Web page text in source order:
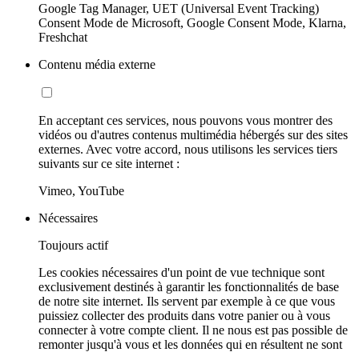
Google Tag Manager, UET (Universal Event Tracking)
Consent Mode de Microsoft, Google Consent Mode, Klarna,
Freshchat
Contenu média externe
En acceptant ces services, nous pouvons vous montrer des
vidéos ou d'autres contenus multimédia hébergés sur des sites
externes. Avec votre accord, nous utilisons les services tiers
suivants sur ce site internet :
Vimeo, YouTube
Nécessaires
Toujours actif
Les cookies nécessaires d'un point de vue technique sont
exclusivement destinés à garantir les fonctionnalités de base
de notre site internet. Ils servent par exemple à ce que vous
puissiez collecter des produits dans votre panier ou à vous
connecter à votre compte client. Il ne nous est pas possible de
remonter jusqu'à vous et les données qui en résultent ne sont